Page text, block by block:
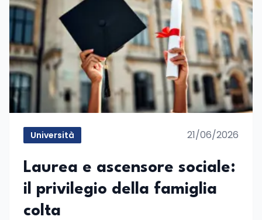
Università 21/06/2026
Laurea e ascensore sociale:
il privilegio della famiglia
colta